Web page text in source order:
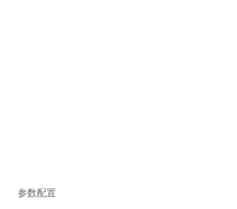
参数配置